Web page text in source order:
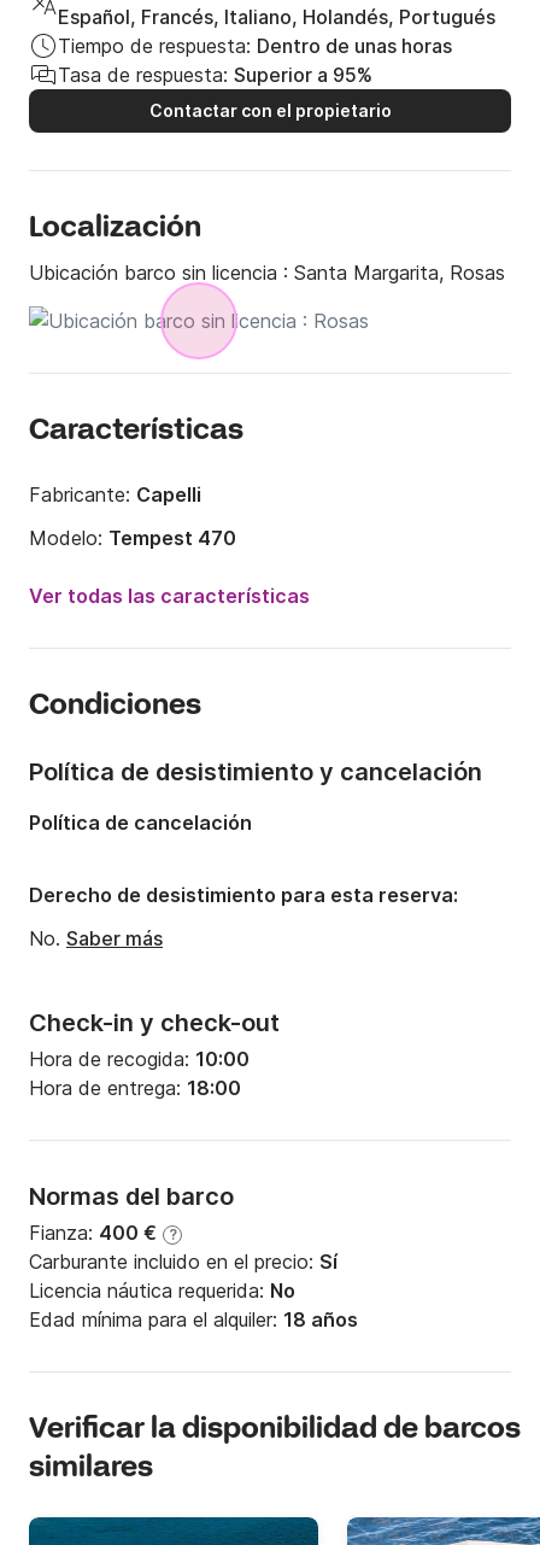
Español, Francés, Italiano, Holandés, Portugués
Tiempo de respuesta: Dentro de unas horas
Tasa de respuesta: Superior a 95%
Contactar con el propietario
Localización
Ubicación barco sin licencia : Santa Margarita, Rosas
Características
Fabricante: Capelli
Modelo: Tempest 470
15CV
Capacidad a bordo:
Ver todas las características
Condiciones
Check-in y check-out
Hora de recogida: 10:00
Hora de entrega: 18:00
Normas del barco
Fianza: 400 € ?
Carburante incluido en el precio: Sí
Licencia náutica requerida: No
Edad mínima para el alquiler: 18 años
Política de desistimiento y cancelación
Política de cancelación
Derecho de desistimiento para esta reserva:
No. Saber más
Verificar la disponibilidad de barcos
similares